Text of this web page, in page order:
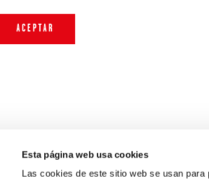
Esta página web usa cookies
Las cookies de este sitio web se usan